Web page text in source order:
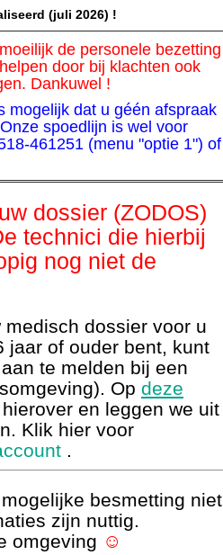
(juli 2026) !
de personele bezetting
door bij klachten ook
Dankuwel !
mogelijk dat u géén afspraak
Onze spoedlijn is wel voor
461251 (menu "optie 1") of
dossier (ZODOS)
technici die hierbij
nog niet de
dossier voor u
jaar of ouder bent, kunt
te melden bij een
Op deze
en leggen we uit
Klik hier voor
.
besmetting niet
zijn nuttig.
omgeving ☺